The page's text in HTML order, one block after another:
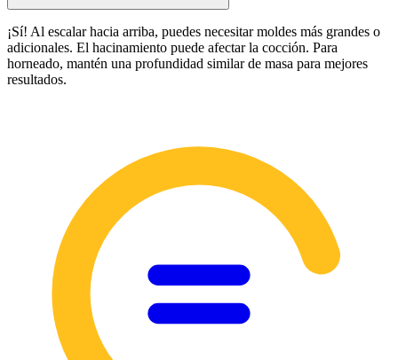
¡Sí! Al escalar hacia arriba, puedes necesitar moldes más grandes o
adicionales. El hacinamiento puede afectar la cocción. Para
horneado, mantén una profundidad similar de masa para mejores
resultados.